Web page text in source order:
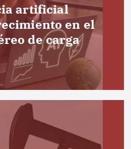
artificial
en el
de carga